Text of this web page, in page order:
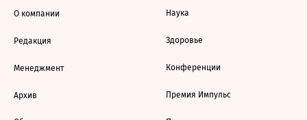
О компании
Редакция
Менеджмент
Архив
Наука
Здоровье
Конференции
Премия Импульс